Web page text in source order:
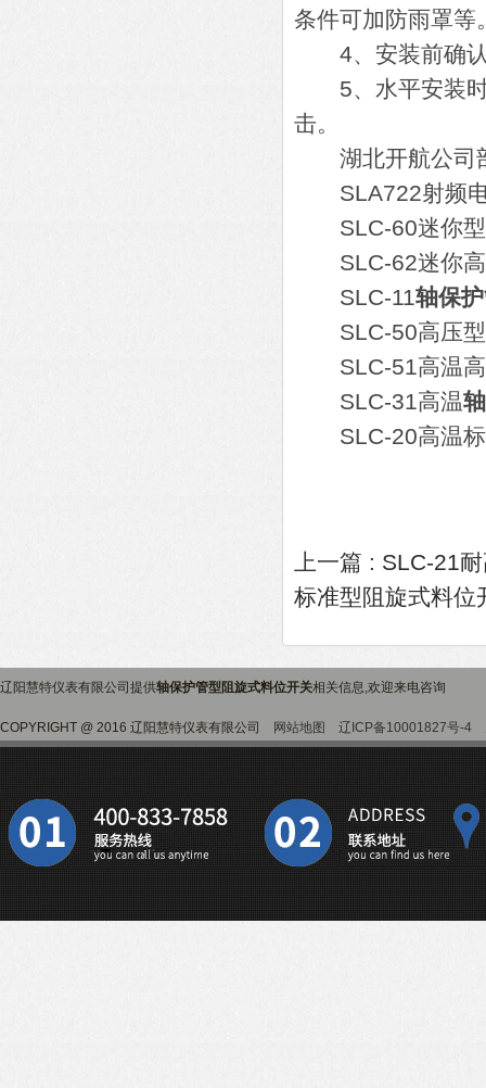
条件可加防雨罩等
4、安装前确认
5、水平安装时
击。
湖北开航公司
SLA722射频电
SLC-60迷你型
SLC-62迷你高
SLC-11轴保
SLC-50高压型
SLC-51高温高
SLC-31高温
SLC-20高温标
上一篇 : SLC-21
标准型阻旋式料位
辽阳慧特仪表有限公司提供轴保护管型阻旋式料位开关相关信息,欢迎来电咨询
COPYRIGHT @ 2016 辽阳慧特仪表有限公司 网站地图 辽ICP备10001827号-4